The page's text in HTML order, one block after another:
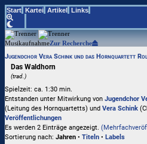
Start Kartei Artikel Links
MusikaufnahmeZur Recherche
Jugendchor Vera Schink und das Hornquartett
Das Waldhorn
(trad.)
Spielzeit: ca. 1:30 min.
Entstanden unter Mitwirkung von Jugendchor
(Leitung des Hornquartetts) und Vera Schink
Veröffentlichungen
Es werden 2 Einträge angezeigt.
Sortierung nach: Jahren • Titeln • Labels